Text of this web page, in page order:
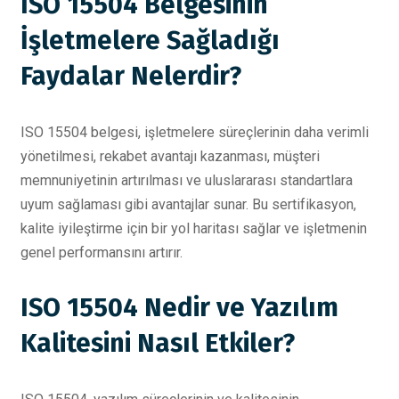
İşletmelere Sağladığı
Faydalar Nelerdir?
ISO 15504 belgesi, işletmelere süreçlerinin daha verimli
yönetilmesi, rekabet avantajı kazanması, müşteri
memnuniyetinin artırılması ve uluslararası standartlara
uyum sağlaması gibi avantajlar sunar. Bu sertifikasyon,
kalite iyileştirme için bir yol haritası sağlar ve işletmenin
genel performansını artırır.
ISO 15504 Nedir ve Yazılım
Kalitesini Nasıl Etkiler?